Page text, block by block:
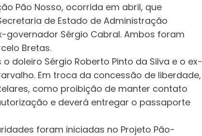
Pão Nosso, ocorrida em abril, que
de Estado de Administração
governador Sérgio Cabral. Ambos foram
Bretas.
doleiro Sérgio Roberto Pinto da Silva e o ex-
Em troca da concessão de liberdade,
como proibição de manter contato
e deverá entregar o passaporte
foram iniciadas no Projeto Pão-